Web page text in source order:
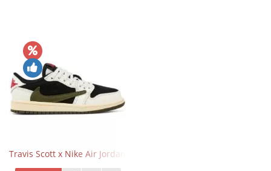
Travis Scott x Nike Air Jordan 1 Retro Low OG SP Olive